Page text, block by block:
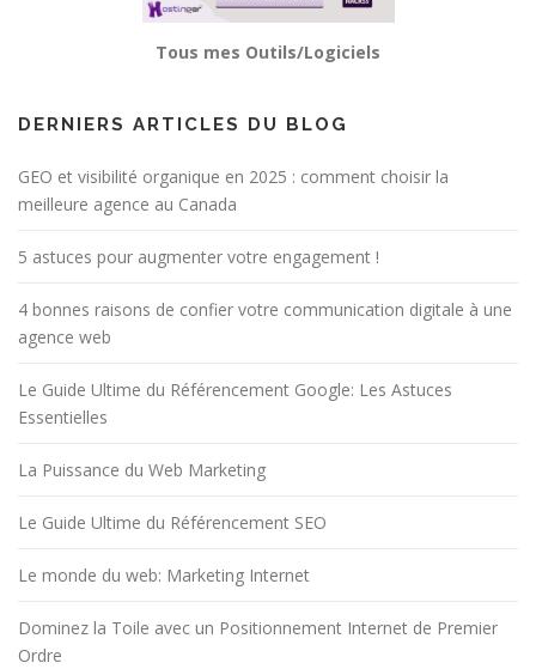
Tous mes Outils/Logiciels
DERNIERS ARTICLES DU BLOG
GEO et visibilité organique en 2025 : comment choisir la
meilleure agence au Canada
5 astuces pour augmenter votre engagement !
4 bonnes raisons de confier votre communication digitale à une
agence web
Le Guide Ultime du Référencement Google: Les Astuces
Essentielles
La Puissance du Web Marketing
Le Guide Ultime du Référencement SEO
Le monde du web: Marketing Internet
Dominez la Toile avec un Positionnement Internet de Premier
Ordre